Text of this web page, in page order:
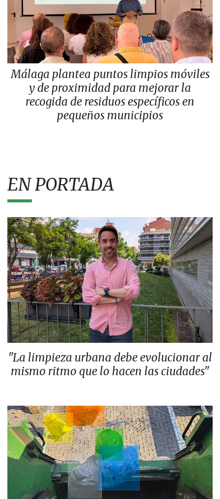
Málaga plantea puntos limpios móviles
y de proximidad para mejorar la
recogida de residuos específicos en
pequeños municipios
EN PORTADA
"La limpieza urbana debe evolucionar al
mismo ritmo que lo hacen las ciudades"